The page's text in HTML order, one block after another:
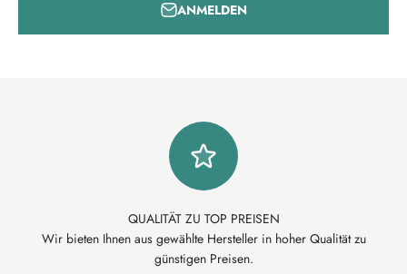
ANMELDEN
QUALITÄT ZU TOP PREISEN
Wir bieten Ihnen aus gewählte Hersteller in hoher Qualität zu
günstigen Preisen.